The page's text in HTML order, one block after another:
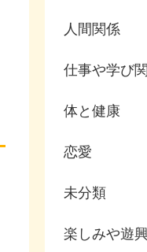
人間関係
仕事や学び
体と健康
恋愛
未分類
楽しみや遊